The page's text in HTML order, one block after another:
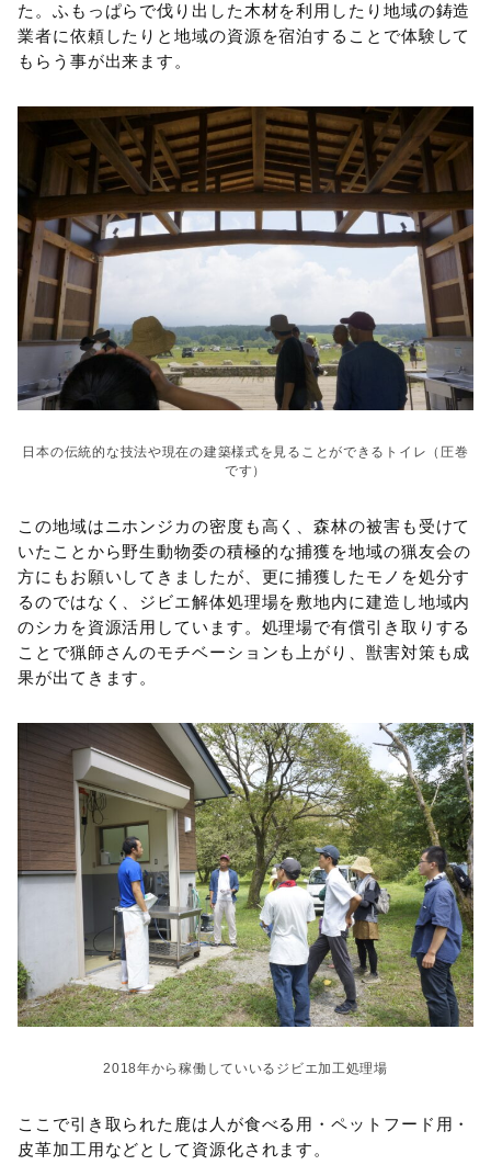
た。ふもっぱらで伐り出した木材を利用したり地域の鋳造
業者に依頼したりと地域の資源を宿泊することで体験して
もらう事が出来ます。
日本の伝統的な技法や現在の建築様式を見ることができるトイレ（圧巻
です）
この地域はニホンジカの密度も高く、森林の被害も受けて
いたことから野生動物委の積極的な捕獲を地域の猟友会の
方にもお願いしてきましたが、更に捕獲したモノを処分す
るのではなく、ジビエ解体処理場を敷地内に建造し地域内
のシカを資源活用しています。処理場で有償引き取りする
ことで猟師さんのモチベーションも上がり、獣害対策も成
果が出てきます。
2018年から稼働していいるジビエ加工処理場
ここで引き取られた鹿は人が食べる用・ペットフード用・
皮革加工用などとして資源化されます。